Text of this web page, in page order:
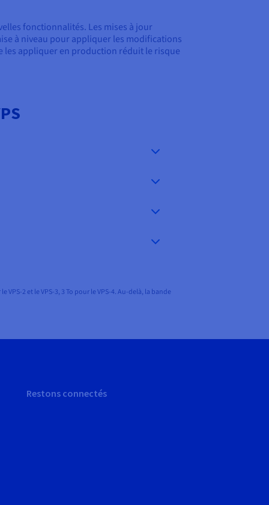
fonctionnalités. Les mises à jour
à niveau pour appliquer les modifications
les appliquer en production réduit le risque
2 et le VPS-3, 3 To pour le VPS-4. Au-delà, la bande
Restons connectés